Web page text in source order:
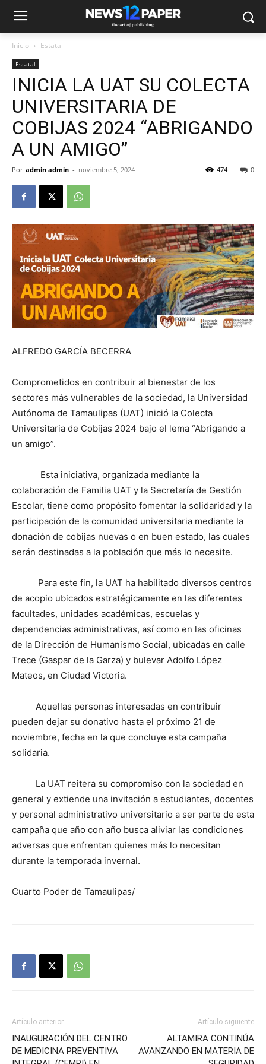
Inicio Estatal
Estatal
INICIA LA UAT SU COLECTA
UNIVERSITARIA DE
COBIJAS 2024 “ABRIGANDO
A UN AMIGO”
Por admin admin - noviembre 5, 2024 0
474
ALFREDO GARCÍA BECERRA
Comprometidos en contribuir al bienestar de los
sectores más vulnerables de la sociedad, la Universidad
Autónoma de Tamaulipas (UAT) inició la Colecta
Universitaria de Cobijas 2024 bajo el lema “Abrigando a
un amigo”.
Esta iniciativa, organizada mediante la
colaboración de Familia UAT y la Secretaría de Gestión
Escolar, tiene como propósito fomentar la solidaridad y la
participación de la comunidad universitaria mediante la
donación de cobijas nuevas o en buen estado, las cuales
serán destinadas a la población que más lo necesite.
Para este fin, la UAT ha habilitado diversos centros
de acopio ubicados estratégicamente en las diferentes
facultades, unidades académicas, escuelas y
dependencias administrativas, así como en las oficinas
de la Dirección de Humanismo Social, ubicadas en calle
Trece (Gaspar de la Garza) y bulevar Adolfo López
Mateos, en Ciudad Victoria.
Aquellas personas interesadas en contribuir
pueden dejar su donativo hasta el próximo 21 de
noviembre, fecha en la que concluye esta campaña
solidaria.
La UAT reitera su compromiso con la sociedad en
general y extiende una invitación a estudiantes, docentes
y personal administrativo universitario a ser parte de esta
campaña que año con año busca aliviar las condiciones
adversas que enfrentan quienes más lo necesitan
durante la temporada invernal.
Cuarto Poder de Tamaulipas/
Artículo anterior
INAUGURACIÓN DEL CENTRO
DE MEDICINA PREVENTIVA
Artículo siguiente
ALTAMIRA CONTINÚA
AVANZANDO EN MATERIA DE